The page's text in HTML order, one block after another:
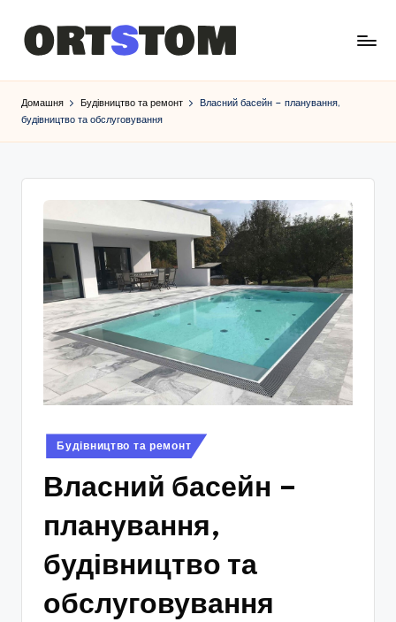
Домашня Будівництво та ремонт
Власний басейн – планування,
будівництво та обслуговування
Опубліковано
у
Будівництво та ремонт
Власний басейн –
планування,
будівництво та
обслуговування